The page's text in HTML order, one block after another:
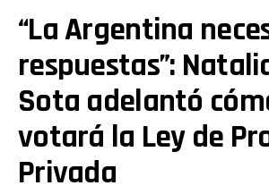
“La Argentina
respuestas”:
Sota adelantó
votará la Ley de
Privada